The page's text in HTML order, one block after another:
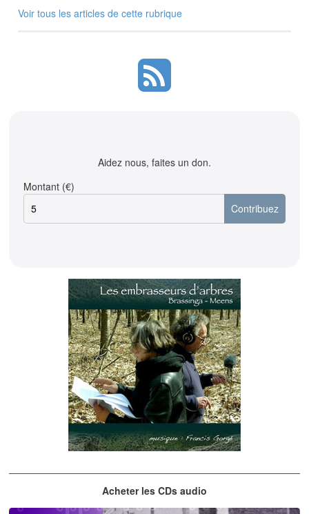
Voir tous les articles de cette rubrique
Aidez nous, faites un don.
Montant (€)
Les embrasseurs d'arbres
Acheter les CDs audio